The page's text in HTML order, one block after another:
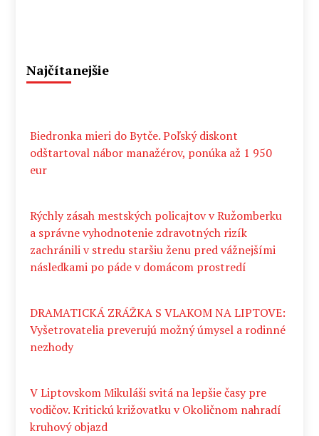
Najčítanejšie
Biedronka mieri do Bytče. Poľský diskont
odštartoval nábor manažérov, ponúka až 1 950
eur
Rýchly zásah mestských policajtov v Ružomberku
a správne vyhodnotenie zdravotných rizík
zachránili v stredu staršiu ženu pred vážnejšími
následkami po páde v domácom prostredí
DRAMATICKÁ ZRÁŽKA S VLAKOM NA LIPTOVE:
Vyšetrovatelia preverujú možný úmysel a rodinné
nezhody
V Liptovskom Mikuláši svitá na lepšie časy pre
vodičov. Kritickú križovatku v Okoličnom nahradí
kruhový objazd